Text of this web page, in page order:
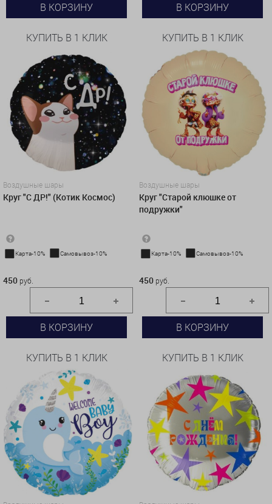
В КОРЗИНУ
КУПИТЬ В 1 КЛИК
В КОРЗИНУ
КУПИТЬ В 1 КЛИК
Воздушные шары
Круг "С ДР!" (Котик Космос)
Карта-10% Самовывоз-10%
450 руб.
В КОРЗИНУ
КУПИТЬ В 1 КЛИК
Воздушные шары
Круг "Старой клюшке от
подружки"
Карта-10% Самовывоз-10%
450 руб.
В КОРЗИНУ
КУПИТЬ В 1 КЛИК